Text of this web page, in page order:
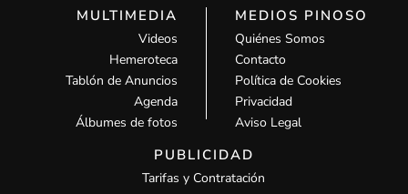
MULTIMEDIA
Videos
Hemeroteca
Tablón de Anuncios
Agenda
Álbumes de fotos
MEDIOS PINOSO
Quiénes Somos
Contacto
Política de Cookies
Privacidad
Aviso Legal
PUBLICIDAD
Tarifas y Contratación